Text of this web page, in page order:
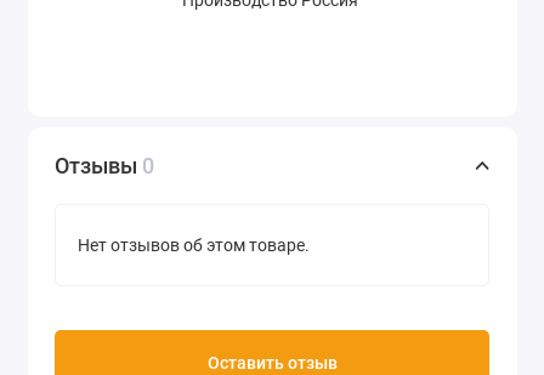
Отзывы 0
Нет отзывов об этом товаре.
Оставить отзыв